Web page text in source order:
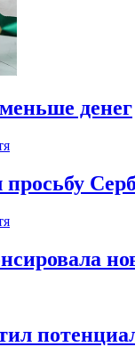
денег
просьбу